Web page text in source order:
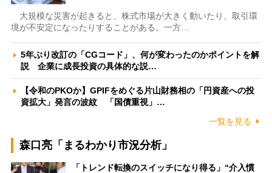
大規模な災害が起きると、株式市場が大きく動いたり、取引環
境が不安定になったりすることがある。一方…
5年ぶり改訂の「CGコード」、何が変わったのかポイントを解
説 企業に成長投資の具体的な説…
【令和のPKOか】GPIFをめぐる片山財務相の「円資産への投
資拡大」発言の波紋 「国債重視」…
一覧を見る
森口亮「まるわかり市況分析」
「トレンド転換のスイッチになり得る」“介入慣